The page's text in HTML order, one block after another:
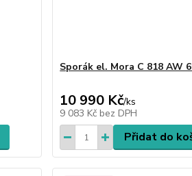
Sporák el. Mora C 818 AW
10 990 Kč/ks
9 083 Kč bez DPH
Přidat do